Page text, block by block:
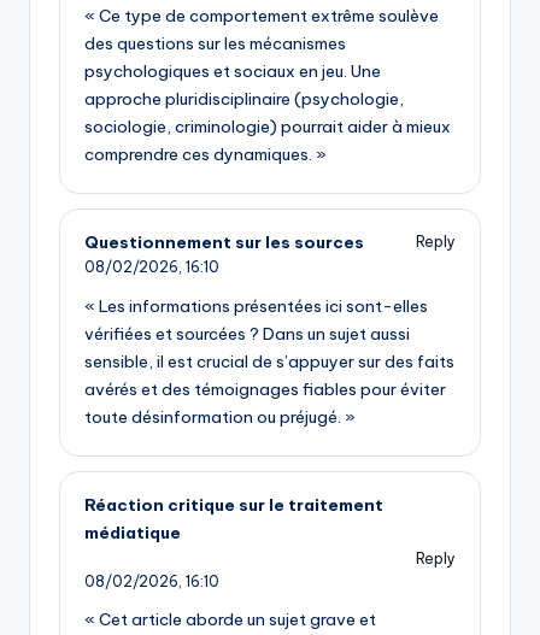
« Ce type de comportement extrême soulève
des questions sur les mécanismes
psychologiques et sociaux en jeu. Une
approche pluridisciplinaire (psychologie,
sociologie, criminologie) pourrait aider à mieux
comprendre ces dynamiques. »
Questionnement sur les sources
Reply
08/02/2026, 16:10
« Les informations présentées ici sont-elles
vérifiées et sourcées ? Dans un sujet aussi
sensible, il est crucial de s’appuyer sur des faits
avérés et des témoignages fiables pour éviter
toute désinformation ou préjugé. »
Réaction critique sur le traitement
médiatique
Reply
08/02/2026, 16:10
« Cet article aborde un sujet grave et